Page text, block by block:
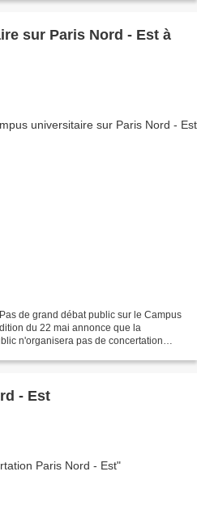
sur Paris Nord - Est à
de grand débat public sur le Campus
du 22 mai annonce que la
n'organisera pas de concertation
- Est